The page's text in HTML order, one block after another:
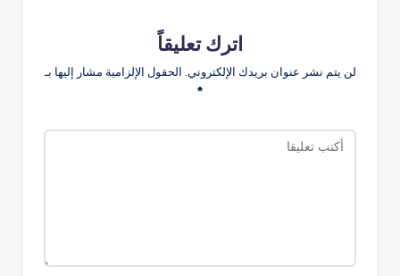
اترك تعليقاً
لن يتم نشر عنوان بريدك الإلكتروني. الحقول الإلزامية مشار إليها بـ
*